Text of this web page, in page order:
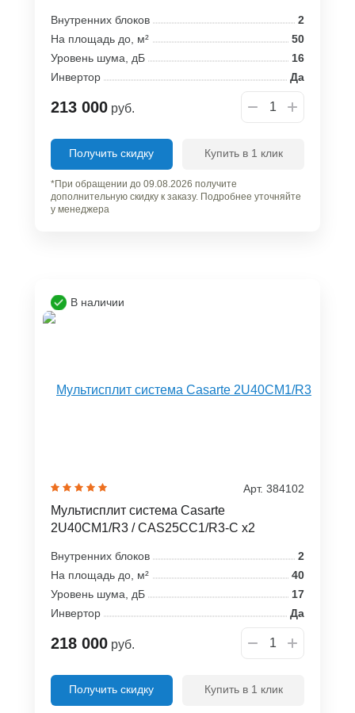
Внутренних блоков
2
На площадь до, м²
50
Уровень шума, дБ
16
Инвертор
Да
213 000 руб.
Получить скидку Купить в 1 клик
*При обращении до 09.08.2026 получите
дополнительную скидку к заказу. Подробнее уточняйте
у менеджера
В наличии
Арт. 384102
Мультисплит система Casarte
2U40CM1/R3 / CAS25CC1/R3-C x2
Внутренних блоков
2
На площадь до, м²
40
Уровень шума, дБ
17
Инвертор
Да
218 000 руб.
Получить скидку Купить в 1 клик